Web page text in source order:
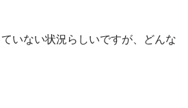
いない状況らしいですが、どんな